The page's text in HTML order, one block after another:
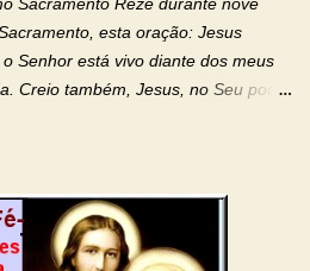
esta oração: Jesus
Senhor está vivo diante dos meus
Creio também, Jesus, no Seu poder
Sangue seja agora derramado
meus familiares. Eu peço, Senhor
e salvítico deste Sangue,